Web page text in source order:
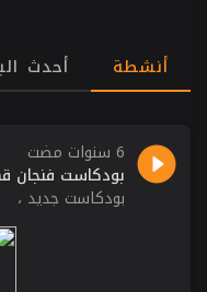
أنشطة أحدث
6 سنوات مضت
بودكاست فنجان
بودكاست جديد ،